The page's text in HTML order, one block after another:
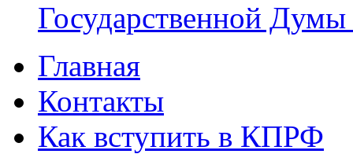
Государственной
Главное меню
Главная
Контакты
Как вступить в КПРФ